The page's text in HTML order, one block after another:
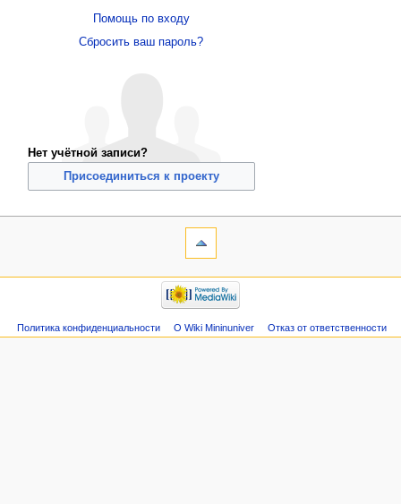
Помощь по входу
Сбросить ваш пароль?
Нет учётной записи?
Присоединиться к проекту
Политика конфиденциальности О Wiki Mininuniver Отказ от ответственности